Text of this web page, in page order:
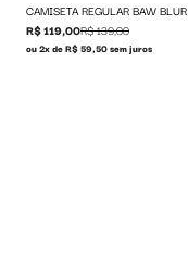
CAMISETA REGULAR BAW BLUR
R$ 119,00R$ 139,00
ou 2x de R$ 59,50 sem juros